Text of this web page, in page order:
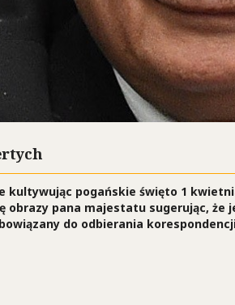
kultywując pogańskie święto 1
obrazy pana majestatu sugerując, że
do odbierania